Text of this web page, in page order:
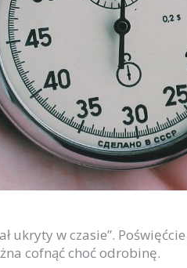
ukryty w czasie”.
cofnąć choć odrobinę.